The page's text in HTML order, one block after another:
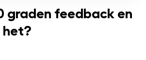
graden feedback en
het?